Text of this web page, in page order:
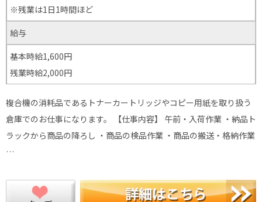
※残業は1日1時間ほど
給与
基本時給1,600円
残業時給2,000円
複合機の消耗品であるトナーカートリッジやコピー用紙を取り扱う
倉庫でのお仕事になります。 【仕事内容】 午前・入荷作業 ・納品ト
ラックから商品の降ろし ・商品の検品作業 ・商品の搬送・格納作業
…